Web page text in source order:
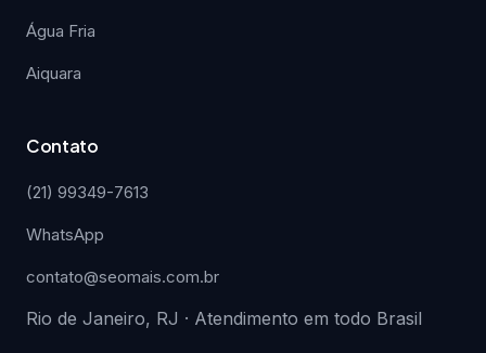
Água Fria
Aiquara
Contato
(21) 99349-7613
WhatsApp
contato@seomais.com.br
Rio de Janeiro, RJ · Atendimento em todo Brasil